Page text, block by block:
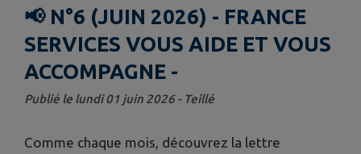
📢 N°6 (JUIN 2026) - FRANCE
SERVICES VOUS AIDE ET VOUS
ACCOMPAGNE -
Publié le lundi 01 juin 2026 - Teillé
Comme chaque mois, découvrez la lettre